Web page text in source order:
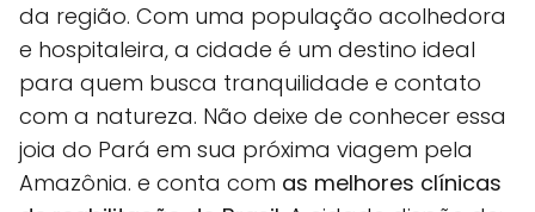
da região. Com uma população acolhedora
e hospitaleira, a cidade é um destino ideal
para quem busca tranquilidade e contato
com a natureza. Não deixe de conhecer essa
joia do Pará em sua próxima viagem pela
Amazônia. e conta com as melhores clínicas